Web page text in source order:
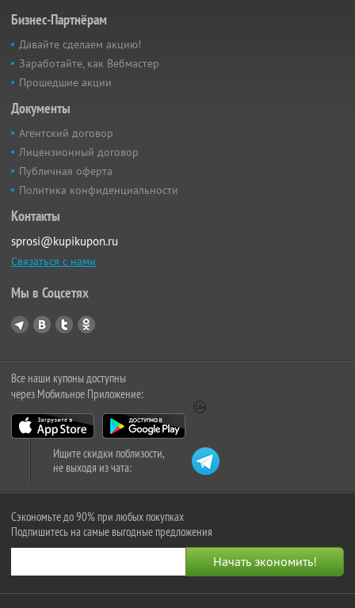
Бизнес-Партнёрам
Давайте сделаем акцию!
Заработайте, как Вебмастер
Прошедшие акции
Документы
Агентский договор
Лицензионный договор
Публичная оферта
Политика конфиденциальности
Контакты
sprosi@kupikupon.ru
Связаться с нами
Мы в Соцсетях
Все наши купоны доступны
через Мобильное Приложение:
Ищите скидки поблизости,
не выходя из чата:
Сэкономьте до 90% при любых покупках
Подпишитесь на самые выгодные предложения